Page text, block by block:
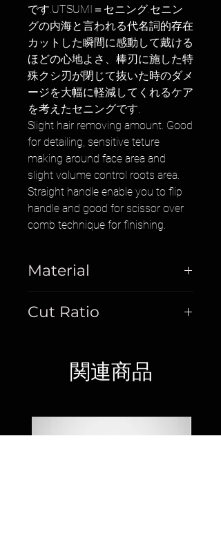
です.UTSUMI＝セニング.セニン
グの内海と言われる代名詞的存在
カットした瞬間に感動して戴ける
ほどの心地よさ、棒刃に施した特
殊クシ刃が閉じて抜いた時のダメ
ージを大幅に軽減してくれるケア
を考えたセニングです.
Slight hair removing amount. Good
for detailing, sensitive teture
making around face area and
slight volume control roots area.
Straight handle enable you to flip
handle and good for scissor over
comb technique for finishing.
Material
Cut Ratio
関連商品